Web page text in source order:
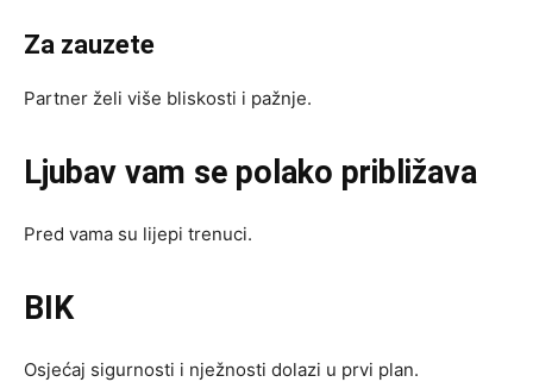
Za zauzete
Partner želi više bliskosti i pažnje.
Ljubav vam se polako približava
Pred vama su lijepi trenuci.
BIK
Osjećaj sigurnosti i nježnosti dolazi u prvi plan.